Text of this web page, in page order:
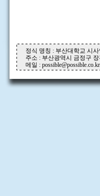
정식 명칭 : 부산대학교 시
주소 : 부산광역시 금정구
메일 :